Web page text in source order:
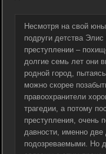
Несмотря на свой
подруги детства
преступлении –
долгие семь лет они
родной город,
можно скорее
правоохранители
трагедии, а потому
преступления, очень
давности, именно
подозреваемыми. Но